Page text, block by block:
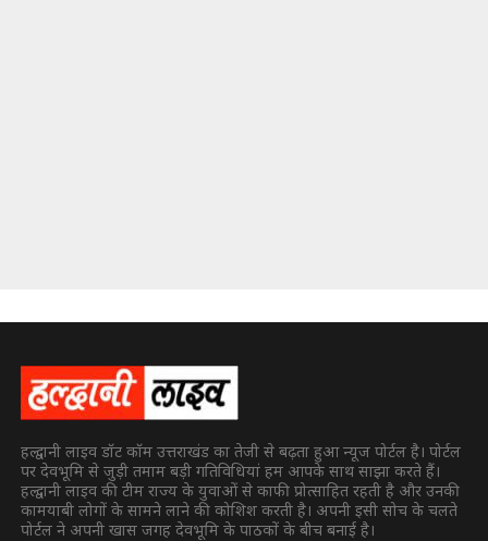
हल्द्वानी लाइव डॉट कॉम उत्तराखंड का तेजी से बढ़ता हुआ न्यूज पोर्टल है। पोर्टल
पर देवभूमि से जुड़ी तमाम बड़ी गतिविधियां हम आपके साथ साझा करते हैं।
हल्द्वानी लाइव की टीम राज्य के युवाओं से काफी प्रोत्साहित रहती है और उनकी
कामयाबी लोगों के सामने लाने की कोशिश करती है। अपनी इसी सोच के चलते
पोर्टल ने अपनी खास जगह देवभूमि के पाठकों के बीच बनाई है।